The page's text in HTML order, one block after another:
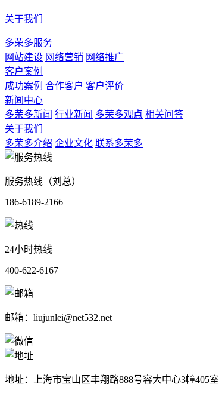
关于我们
多荣多服务
网站建设 网络营销 网络推广
客户案例
成功案例 合作客户 客户评价
新闻中心
多荣多新闻 行业新闻 多荣多观点 相关问答
关于我们
多荣多介绍 企业文化 联系多荣多
服务热线（刘总）
186-6189-2166
24小时热线
400-622-6167
邮箱：liujunlei@net532.net
地址：上海市宝山区丰翔路888号容大中心3幢405室